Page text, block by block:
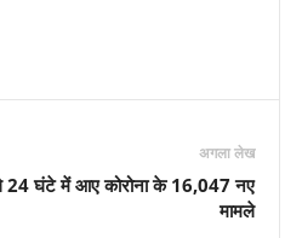
अगला लेख
24 घंटे में आए कोरोना के 16,047 नए
मामले